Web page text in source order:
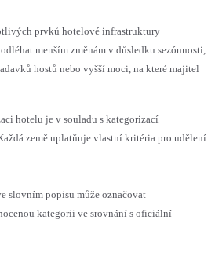
prvků hotelové infrastruktury
menším změnám v důsledku sezónnosti,
hostů nebo vyšší moci, na které majitel
hotelu je v souladu s kategorizací
země uplatňuje vlastní kritéria pro udělení
slovním popisu může označovat
kategorii ve srovnání s oficiální